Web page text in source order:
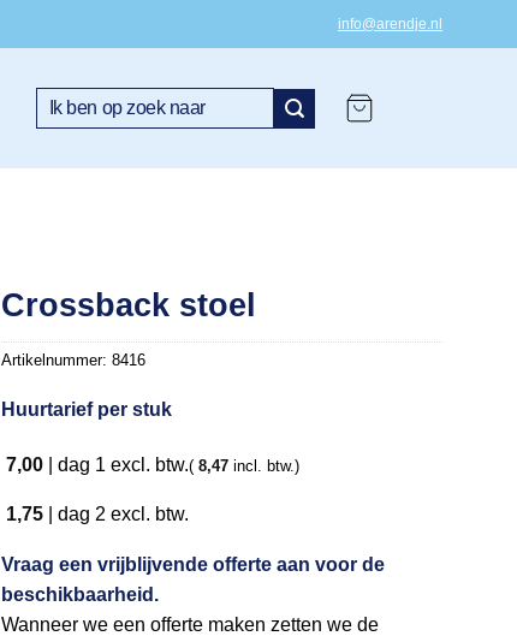
info@arendje.nl
Zoeken
Crossback stoel
Artikelnummer:8416
Huurtarief per stuk
7,00 |dag 1 excl. btw.( 8,47 incl. btw.)
1,75 |dag 2 excl. btw.
Vraag een vrijblijvende offerte aan voor de
beschikbaarheid.
Wanneer we een offerte maken zetten we de